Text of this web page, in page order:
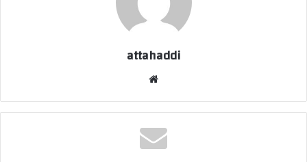
attahaddi